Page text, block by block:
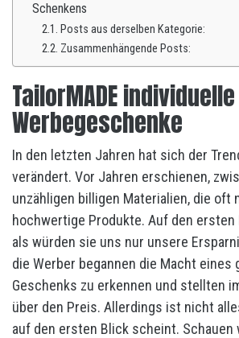
Schenkens
Posts aus derselben Kategorie:
Zusammenhängende Posts:
TailorMADE individuelle
Werbegeschenke
In den letzten Jahren hat sich der
verändert. Vor Jahren erschienen,
unzähligen billigen Materialien, die oft
hochwertige Produkte. Auf den
als würden sie uns nur unsere
die Werber begannen die Macht eines
Geschenks zu erkennen und stellten
über den Preis. Allerdings ist nicht
auf den ersten Blick scheint. Schauen